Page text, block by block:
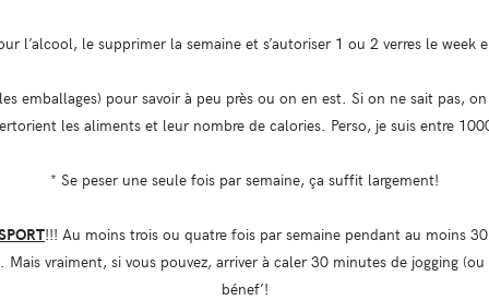
l’alcool, le supprimer la semaine et s’autoriser 1 ou 2 verres le week
emballages) pour savoir à peu près ou on en est. Si on ne sait pas,
les aliments et leur nombre de calories. Perso, je suis entre
* Se peser une seule fois par semaine, ça suffit largement!
!!! Au moins trois ou quatre fois par semaine pendant au moins
vraiment, si vous pouvez, arriver à caler 30 minutes de jogging
bénef’!